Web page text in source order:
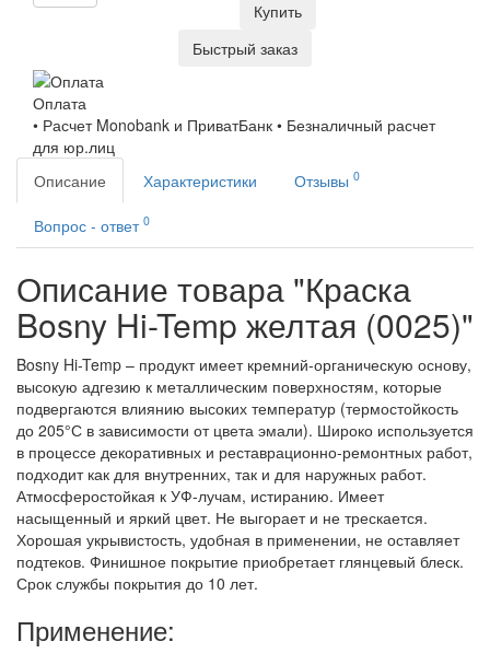
Купить
Быстрый заказ
Оплата
• Расчет Monobank и ПриватБанк • Безналичный расчет
для юр.лиц
Описание
Характеристики Отзывы 0
Вопрос - ответ 0
Описание товара "Краска
Bosny Hi-Temp желтая (0025)"
Bosny Hi-Temp – продукт имеет кремний-органическую основу,
высокую адгезию к металлическим поверхностям, которые
подвергаются влиянию высоких температур (термостойкость
до 205°С в зависимости от цвета эмали). Широко используется
в процессе декоративных и реставрационно-ремонтных работ,
подходит как для внутренних, так и для наружных работ.
Атмосферостойкая к УФ-лучам, истиранию. Имеет
насыщенный и яркий цвет. Не выгорает и не трескается.
Хорошая укрывистость, удобная в применении, не оставляет
подтеков. Финишное покрытие приобретает глянцевый блеск.
Срок службы покрытия до 10 лет.
Применение: